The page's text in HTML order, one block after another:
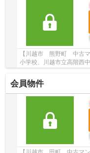
【川越市 熊野町 中古
小学校、川越市立高階西
会員物件